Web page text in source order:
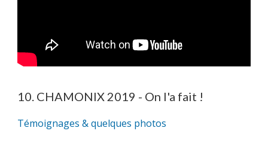
10. CHAMONIX 2019 - On l'a fait !
Témoignages & quelques photos